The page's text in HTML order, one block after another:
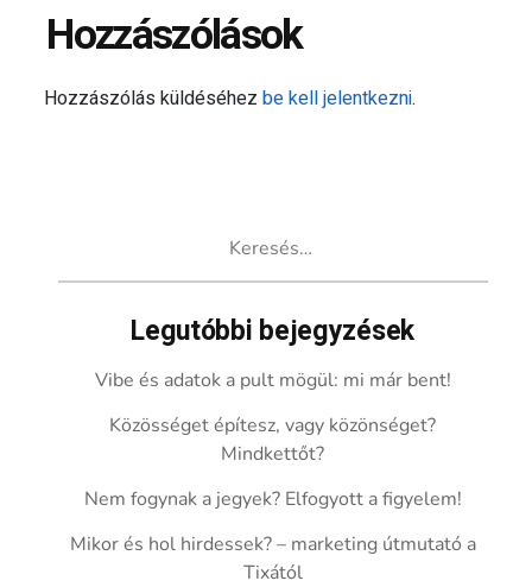
Hozzászólások
Hozzászólás küldéséhezbe kell jelentkezni.
Legutóbbi bejegyzések
Vibe és adatok a pult mögül: mi már bent!
Közösséget építesz, vagy közönséget?
Mindkettőt?
Nem fogynak a jegyek? Elfogyott a figyelem!
Mikor és hol hirdessek? – marketing útmutató a
Tixától